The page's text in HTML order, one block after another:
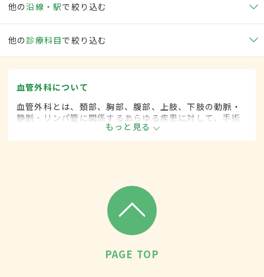
他の沿線・駅で絞り込む
他の 診療科目で絞り込む
血管外科について
血管外科とは、頚部、胸部、腹部、上肢、下肢の動脈・
静脈・リンパ管に関係するあらゆる疾患に対して、手術
的な方法によって治療する外科の一領域で、血管系をよ
り専門としています。
もっと見る
PAGE TOP